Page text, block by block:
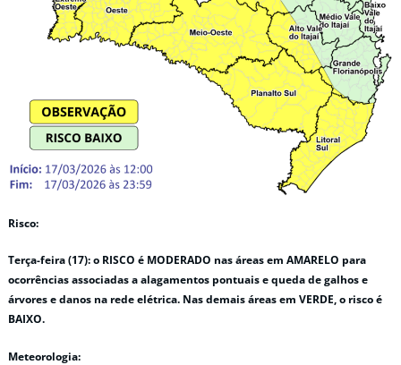
Risco:
Terça-feira (17): o RISCO é MODERADO nas áreas em AMARELO para
ocorrências associadas a alagamentos pontuais e queda de galhos e
árvores e danos na rede elétrica. Nas demais áreas em VERDE, o risco é
BAIXO.
Meteorologia: